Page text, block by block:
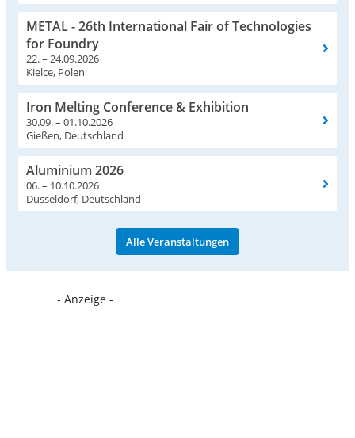
METAL - 26th International Fair of Technologies
for Foundry
22. – 24.09.2026
Kielce, Polen
Iron Melting Conference & Exhibition
30.09. – 01.10.2026
Gießen, Deutschland
Aluminium 2026
06. – 10.10.2026
Düsseldorf, Deutschland
Alle Veranstaltungen
- Anzeige -